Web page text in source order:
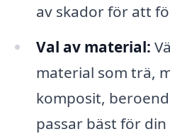
av skador för att
Val av material:
material som trä,
komposit,
passar bäst för